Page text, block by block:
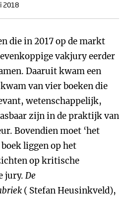
2018
die in 2017 op de markt
vakjury eerder
Daaruit kwam een
van vier boeken die
wetenschappelijk,
zijn in de praktijk van
Bovendien moet ‘het
liggen op het
op kritische
jury. De
( Stefan Heusinkveld),